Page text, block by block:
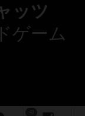
ッツ
ゲーム